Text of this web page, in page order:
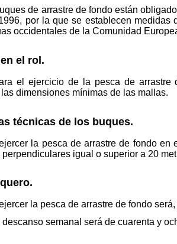
de arrastre de fondo están
por la que se establecen
occidentales de la Comunidad
el rol.
el ejercicio de la pesca de
dimensiones mínimas de las mallas.
técnicas de los buques.
la pesca de arrastre de fondo
igual o superior a 20
la pesca de arrastre de fondo
semanal será de cuarenta y